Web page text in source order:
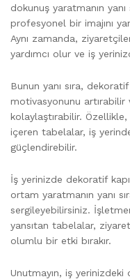
dokunuş yaratmanın
profesyonel bir imajını
Aynı zamanda,
yardımcı olur ve iş
Bunun yanı sıra,
motivasyonunu artırabilir
kolaylaştırabilir. Özellikle,
içeren tabelalar, iş
güçlendirebilir.
İş yerinizde dekoratif
ortam yaratmanın yanı
sergileyebilirsiniz.
yansıtan tabelalar,
olumlu bir etki bırakır.
Unutmayın, iş yerinizdeki